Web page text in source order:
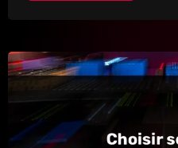
ET
DE
VISION